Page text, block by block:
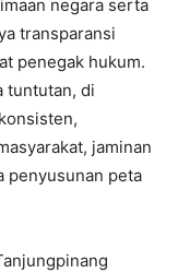
negara serta
transparansi
penegak hukum.
tuntutan, di
jaminan
penyusunan peta